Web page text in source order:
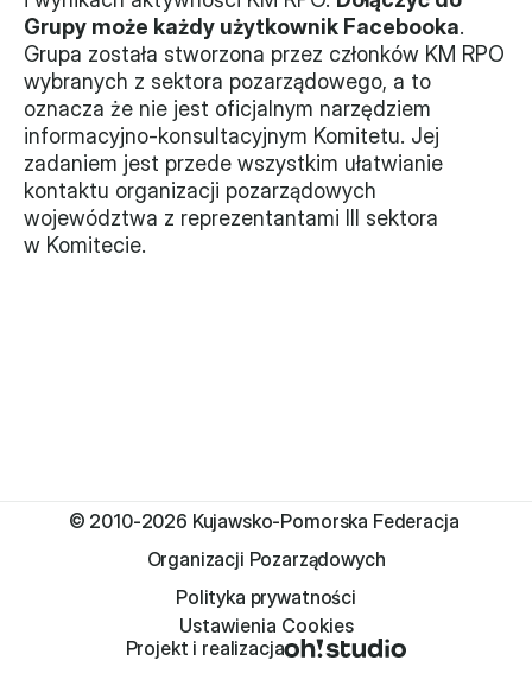
Grupy może każdy użytkownik Facebooka.
Grupa została stworzona przez członków KM RPO
wybranych z sektora pozarządowego, a to
oznacza że nie jest oficjalnym narzędziem
informacyjno-konsultacyjnym Komitetu. Jej
zadaniem jest przede wszystkim ułatwianie
kontaktu organizacji pozarządowych
województwa z reprezentantami III sektora
w Komitecie.
© 2010-2026 Kujawsko-Pomorska Federacja
Organizacji Pozarządowych
Polityka prywatności
Ustawienia Cookies
Projekt i realizacja